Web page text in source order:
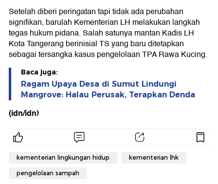
Setelah diberi peringatan tapi tidak ada perubahan
signifikan, barulah Kementerian LH melakukan langkah
tegas hukum pidana. Salah satunya mantan Kadis LH
Kota Tangerang berinisial TS yang baru ditetapkan
sebagai tersangka kasus pengelolaan TPA Rawa Kucing.
Baca juga:
Ragam Upaya Desa di Sumut Lindungi
Mangrove: Halau Perusak, Terapkan Denda
(idn/idn)
kementerian lingkungan hidup kementerian lhk
pengelolaan sampah